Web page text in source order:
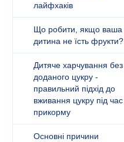
лайфхаків
Що робити, якщо ваша
дитина не їсть фрукти?
Дитяче харчування без
доданого цукру -
правильний підхід до
вживання цукру під час
прикорму
Основні причини